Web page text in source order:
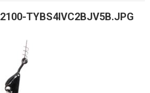
TYBS4IVC2BJV5B.JPG